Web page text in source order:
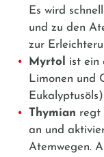
Es wird
und zu den
zur
Myrtol
ist ein
Limonen und
Thymian regt
an und
Atemwegen.